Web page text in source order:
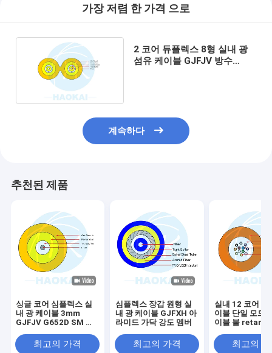
가장 저렴 한 가격 으로
2 코어 듀플렉스 8형 실내 광
섬유 케이블 GJFJV 방수
계속하다
추천된 제품
싱글 코어 심플렉스 실
내 광 케이블 3mm
GJFJV G652D SM 섬
최고의 가격
심플렉스 장갑 원형 실
내 광 케이블 GJFXH 아
라미드 가닥 강도 멤버
최고의 가격
실내 12 코어 광
이블 단일 모드
이블 불
최고의